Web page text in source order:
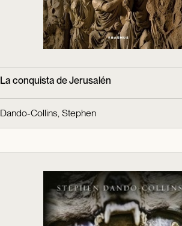
La conquista de Jerusalén
Dando-Collins, Stephen